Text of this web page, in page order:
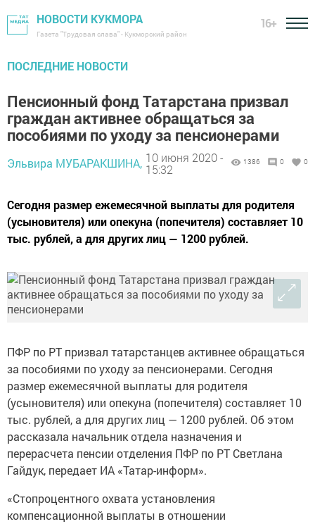
НОВОСТИ КУКМОРА
Газета "Трудовая слава" - Кукморский район
16+
ПОСЛЕДНИЕ НОВОСТИ
Пенсионный фонд Татарстана призвал
граждан активнее обращаться за
пособиями по уходу за пенсионерами
Эльвира МУБАРАКШИНА, 10 июня 2020 -
15:32
1386 0 0
Сегодня размер ежемесячной выплаты для родителя
(усыновителя) или опекуна (попечителя) составляет 10
тыс. рублей, а для других лиц — 1200 рублей.
ПФР по РТ призвал татарстанцев активнее обращаться
за пособиями по уходу за пенсионерами. Сегодня
размер ежемесячной выплаты для родителя
(усыновителя) или опекуна (попечителя) составляет 10
тыс. рублей, а для других лиц — 1200 рублей. Об этом
рассказала начальник отдела назначения и
перерасчета пенсии отделения ПФР по РТ Светлана
Гайдук, передает ИА «Татар-информ».
«Стопроцентного охвата установления
компенсационной выплаты в отношении